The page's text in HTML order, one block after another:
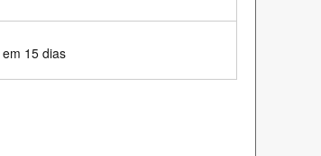
em 15 dias